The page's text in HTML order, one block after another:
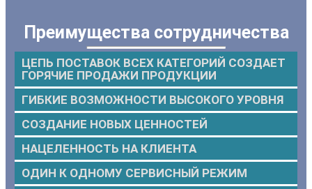
Преимущества сотрудничества
ЦЕПЬ ПОСТАВОК ВСЕХ КАТЕГОРИЙ СОЗДАЕТ
ГОРЯЧИЕ ПРОДАЖИ ПРОДУКЦИИ
ГИБКИЕ ВОЗМОЖНОСТИ ВЫСОКОГО УРОВНЯ
СОЗДАНИЕ НОВЫХ ЦЕННОСТЕЙ
НАЦЕЛЕННОСТЬ НА КЛИЕНТА
ОДИН К ОДНОМУ СЕРВИСНЫЙ РЕЖИМ